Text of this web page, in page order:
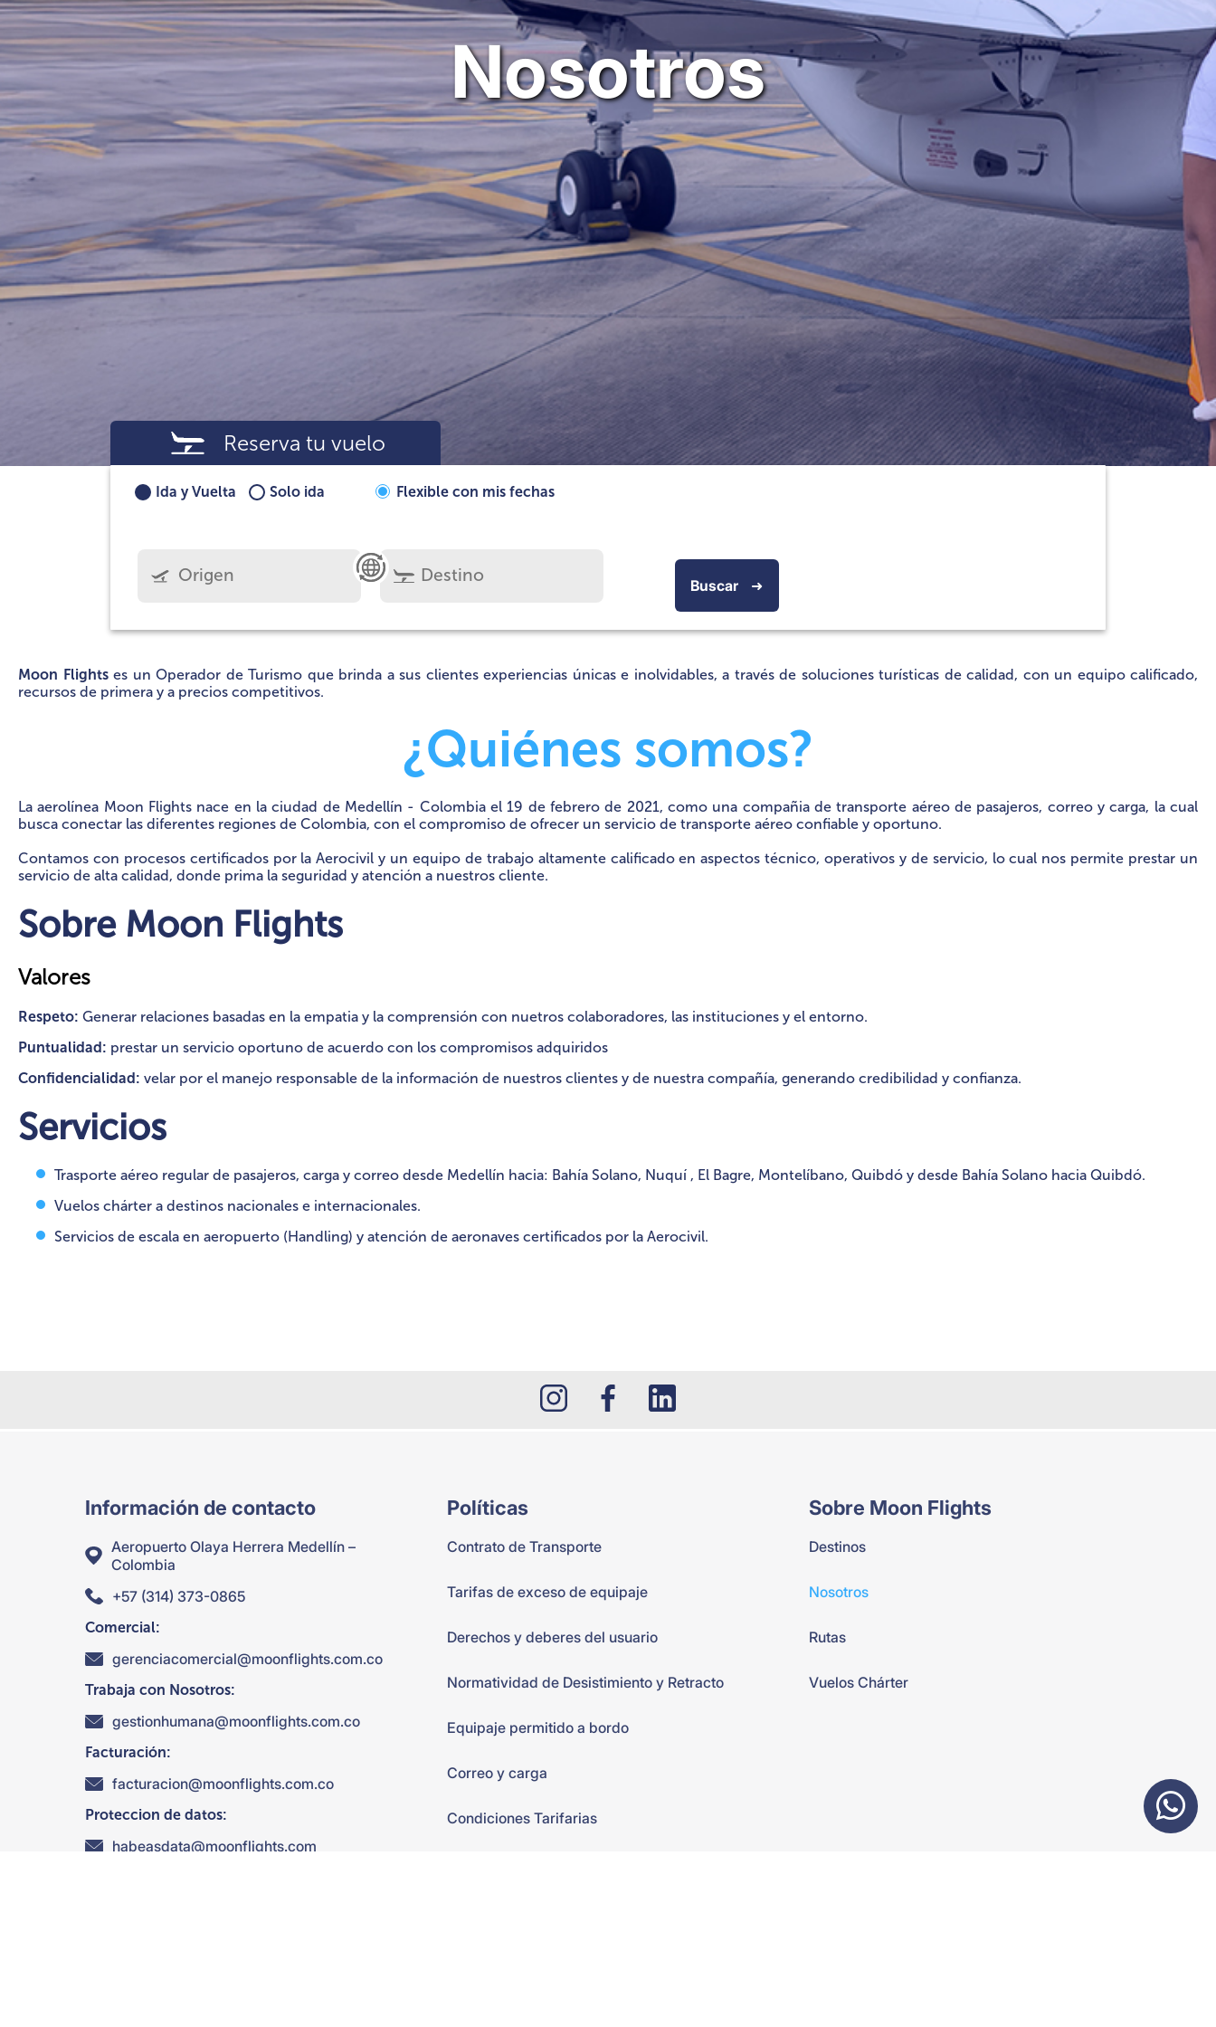
Nosotros
Reserva tu vuelo
Ida y Vuelta Solo ida Flexible con mis fechas
Buscar ➜
Moon Flightses un Operador de Turismo que brinda a sus clientes experiencias únicas e inolvidables, a través de soluciones turísticas de calidad, con un equipo calificado,
recursos de primera y a precios competitivos.
¿Quiénes somos?
La aerolínea Moon Flights nace en la ciudad de Medellín - Colombia el 19 de febrero de 2021, como una compañia de transporte aéreo de pasajeros, correo y carga, la cual
busca conectar las diferentes regiones de Colombia, con el compromiso de ofrecer un servicio de transporte aéreo confiable y oportuno.
Contamos con procesos certificados por la Aerocivil y un equipo de trabajo altamente calificado en aspectos técnico, operativos y de servicio, lo cual nos permite prestar un
servicio de alta calidad, donde prima la seguridad y atención a nuestros cliente.
Sobre Moon Flights
Valores
Respeto: Generar relaciones basadas en la empatia y la comprensión con nuetros colaboradores, las instituciones y el entorno.
Puntualidad: prestar un servicio oportuno de acuerdo con los compromisos adquiridos
Confidencialidad: velar por el manejo responsable de la información de nuestros clientes y de nuestra compañía, generando credibilidad y confianza.
Servicios
Trasporte aéreo regular de pasajeros, carga y correo desde Medellín hacia: Bahía Solano, Nuquí , El Bagre, Montelíbano, Quibdó y desde Bahía Solano hacia Quibdó.
Vuelos chárter a destinos nacionales e internacionales.
Servicios de escala en aeropuerto (Handling) y atención de aeronaves certificados por la Aerocivil.
Información de contacto
Aeropuerto Olaya Herrera Medellín –
Colombia
+57 (314) 373-0865
Comercial:
gerenciacomercial@moonflights.com.co
Trabaja con Nosotros:
gestionhumana@moonflights.com.co
Facturación:
facturacion@moonflights.com.co
Proteccion de datos:
habeasdata@moonflights.com
Políticas
Contrato de Transporte
Tarifas de exceso de equipaje
Derechos y deberes del usuario
Normatividad de Desistimiento y Retracto
Equipaje permitido a bordo
Correo y carga
Condiciones Tarifarias
Sobre Moon Flights
Destinos
Nosotros
Rutas
Vuelos Chárter